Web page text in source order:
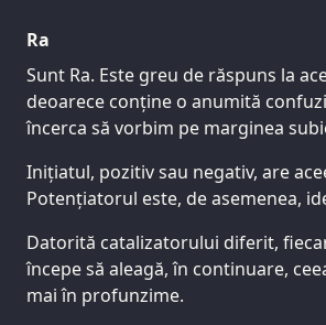
Ra
Sunt Ra. Este greu de răspuns la
deoarece conține o anumită
încerca să vorbim pe marginea
Inițiatul, pozitiv sau negativ, are
Potențiatorul este, de asemenea,
Datorită catalizatorului diferit,
începe să aleagă, în continuare,
mai în profunzime.